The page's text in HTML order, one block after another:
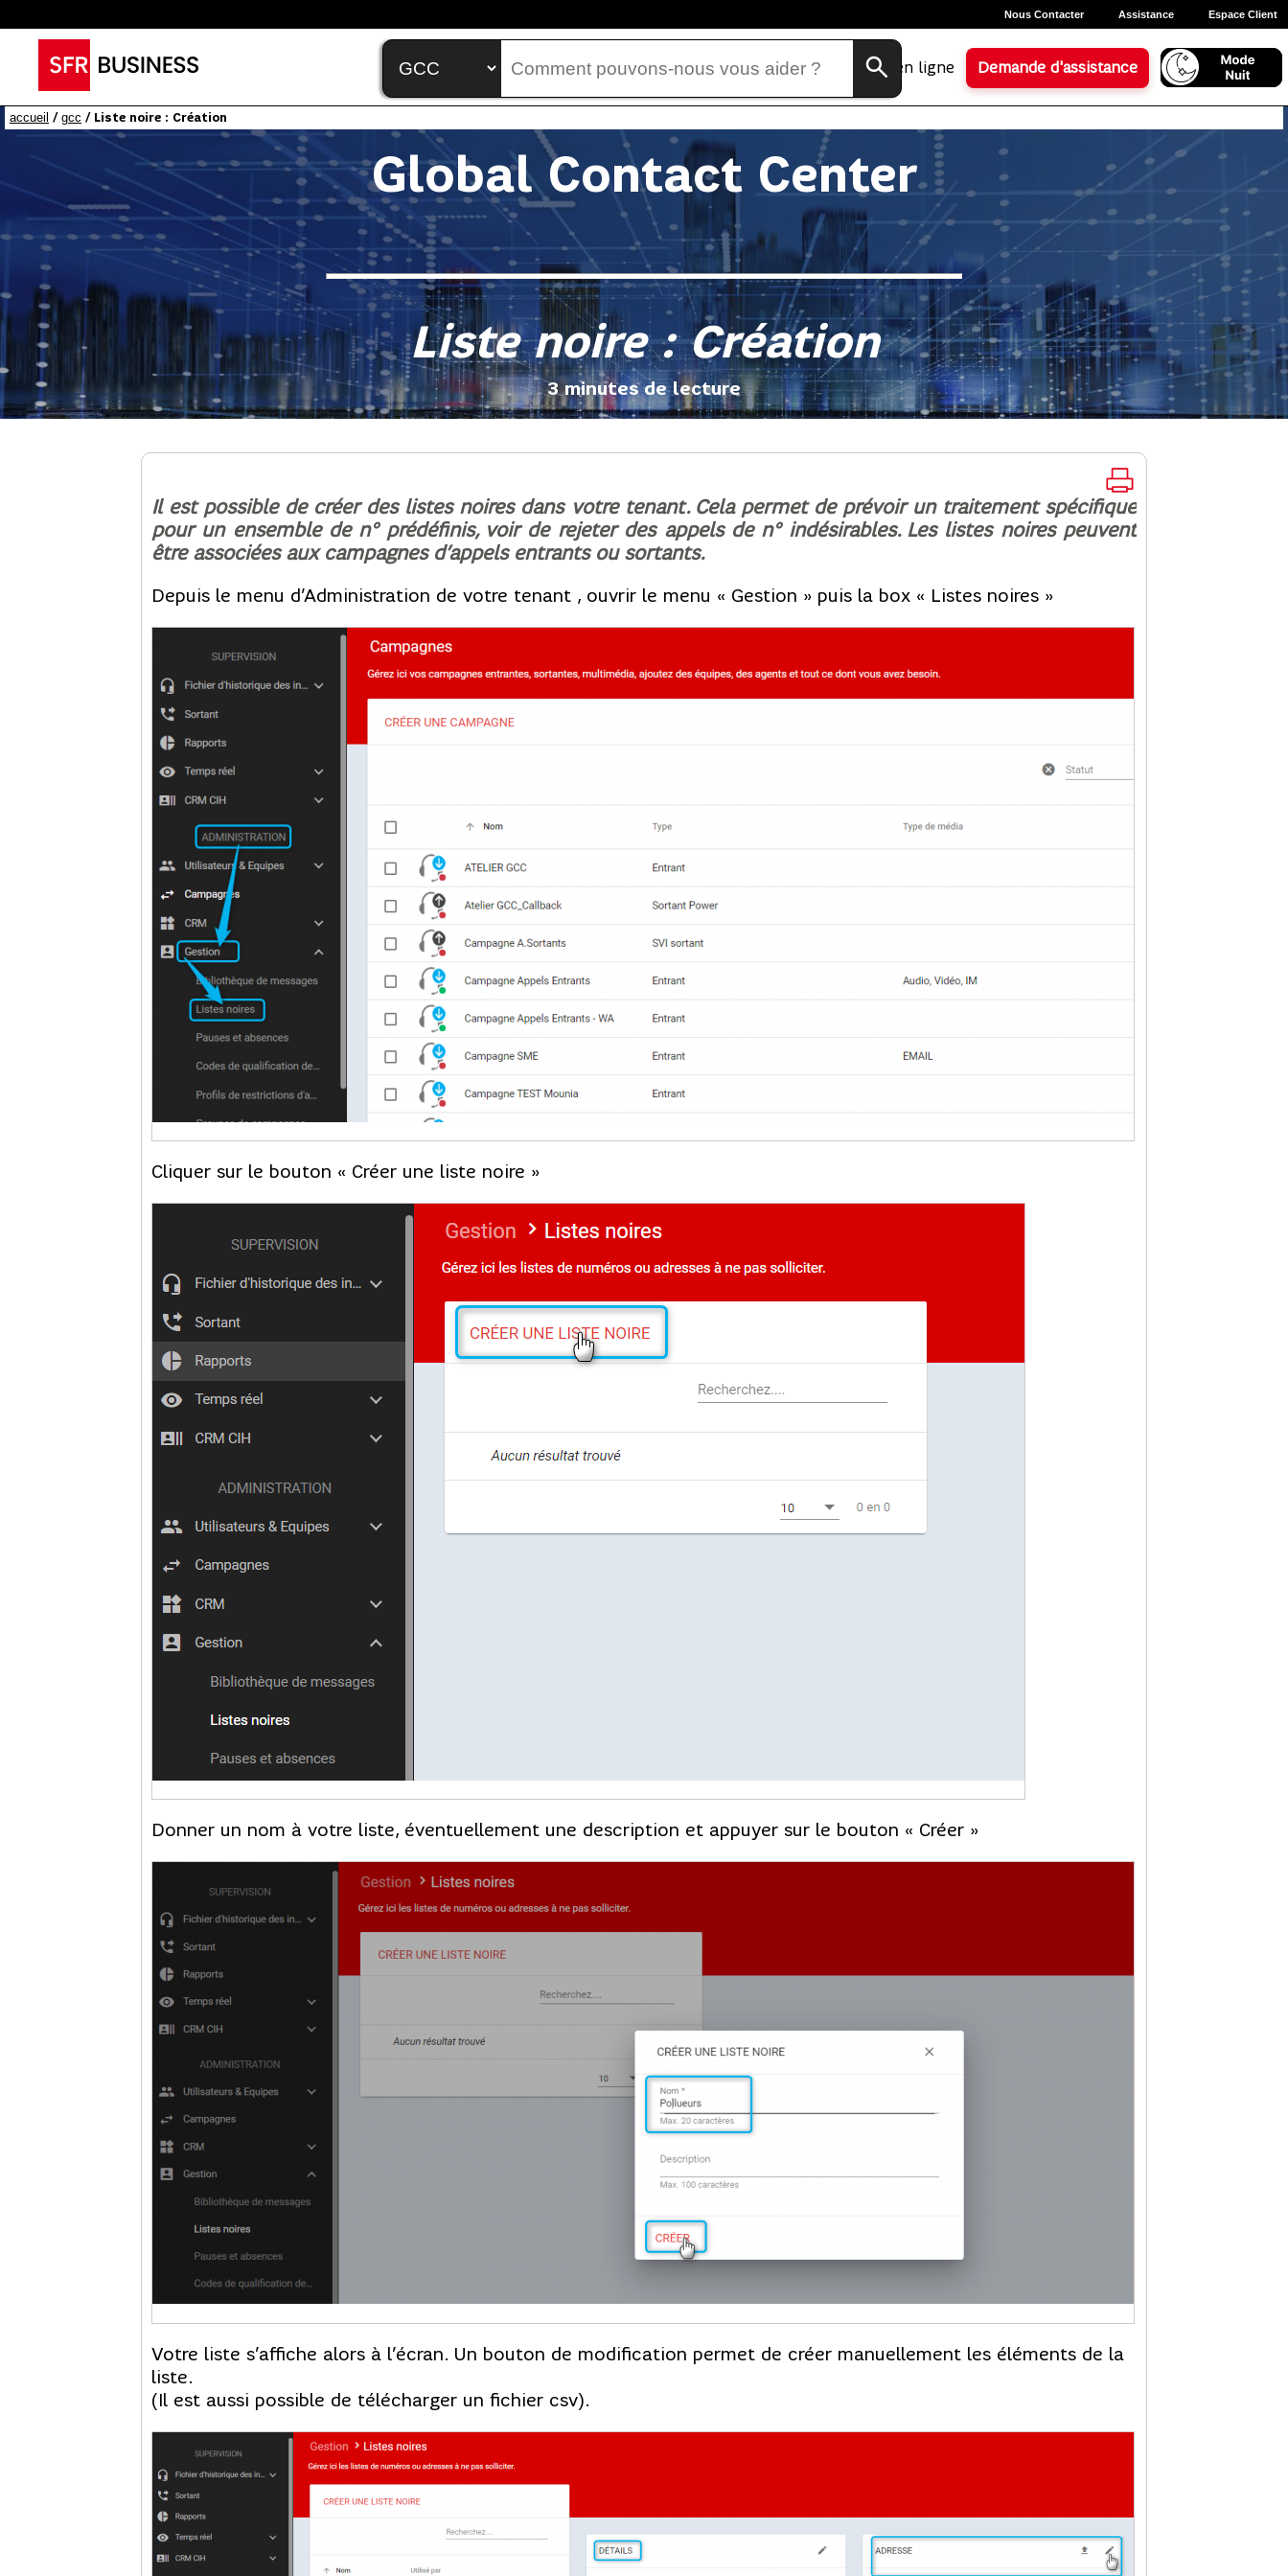
Nous Contacter Assistance Espace Client
Aide en ligne Demande d'assistance
accueil / gcc / Liste noire : Création
Global Contact Center
Liste noire : Création
3 minutes de lecture
Il est possible de créer des listes noires dans votre tenant. Cela permet de prévoir un traitement spécifique
pour un ensemble de n° prédéfinis, voir de rejeter des appels de n° indésirables. Les listes noires peuvent
être associées aux campagnes d’appels entrants ou sortants.
Depuis le menu d’Administration de votre tenant , ouvrir le menu « Gestion » puis la box « Listes noires »
Cliquer sur le bouton « Créer une liste noire »
Donner un nom à votre liste, éventuellement une description et appuyer sur le bouton « Créer »
Votre liste s’affiche alors à l’écran. Un bouton de modification permet de créer manuellement les éléments de la
liste.
(Il est aussi possible de télécharger un fichier csv).